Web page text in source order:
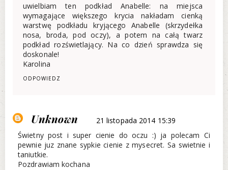
uwielbiam ten podkład Anabelle: na miejsca
wymagające większego krycia nakładam cienką
warstwę podkładu kryjącego Anabelle (skrzydełka
nosa, broda, pod oczy), a potem na całą twarz
podkład rozświetlający. Na co dzień sprawdza się
doskonale!
Karolina
ODPOWIEDZ
Unknown
21 listopada 2014 15:39
Świetny post i super cienie do oczu :) ja polecam Ci
pewnie juz znane sypkie cienie z mysecret. Sa swietnie i
taniutkie.
Pozdrawiam kochana